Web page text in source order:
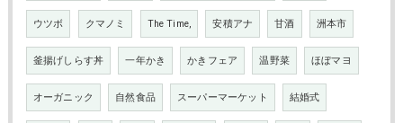
ウツボ クマノミ The Time, 安積アナ 甘酒 洲本市
釜揚げしらす丼 一年かき かきフェア 温野菜 ほぼマヨ
オーガニック 自然食品 スーパーマーケット 結婚式